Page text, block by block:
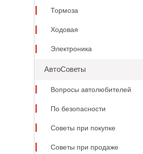
Тормоза
Ходовая
Электроника
АвтоСоветы
Вопросы автолюбителей
По безопасности
Советы при покупке
Советы при продаже